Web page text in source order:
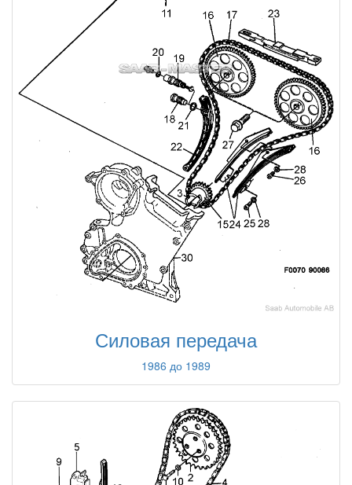
Силовая передача
1986 до 1989